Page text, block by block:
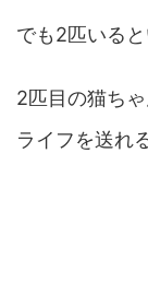
でも2匹いる
2匹目の猫ち
ライフを送れ